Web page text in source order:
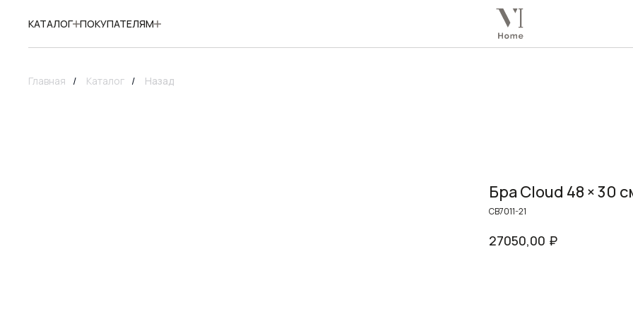
КАТАЛОГ ПОКУПАТЕЛЯМ
Главная / Каталог / Назад
Бра Cloud 48 × 30
CB7011-21
27050,00 ₽